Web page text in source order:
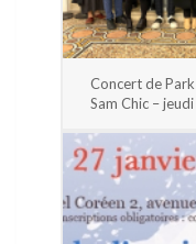
Concert de
Sam Chic –